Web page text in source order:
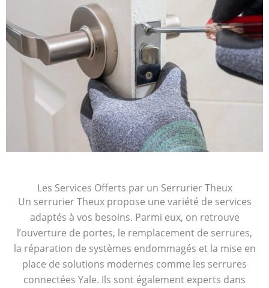
Les Services Offerts par un Serrurier Theux
Un serrurier Theux propose une variété de services
adaptés à vos besoins. Parmi eux, on retrouve
l’ouverture de portes, le remplacement de serrures,
la réparation de systèmes endommagés et la mise en
place de solutions modernes comme les serrures
connectées Yale. Ils sont également experts dans